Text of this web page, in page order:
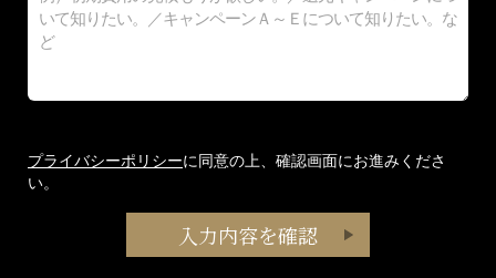
プライバシーポリシーに同意の上、確認画面にお進みくださ
い。